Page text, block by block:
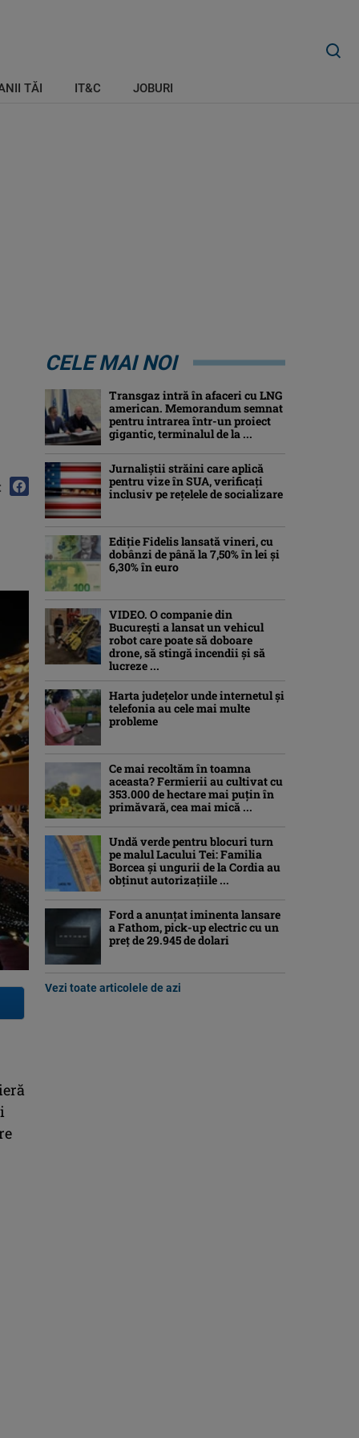
TĂI IT&C JOBURI
CELE MAI NOI
Transgaz intră în afaceri cu LNG
american. Memorandum semnat
pentru intrarea într-un proiect
gigantic, terminalul de la ...
Jurnaliştii străini care aplică
pentru vize în SUA, verificați
inclusiv pe rețelele de socializare
Ediţie Fidelis lansată vineri, cu
dobânzi de până la 7,50% în lei şi
6,30% în euro
VIDEO. O companie din
București a lansat un vehicul
robot care poate să doboare
drone, să stingă incendii și să
lucreze ...
Harta județelor unde internetul și
telefonia au cele mai multe
probleme
Ce mai recoltăm în toamna
aceasta? Fermierii au cultivat cu
353.000 de hectare mai puțin în
primăvară, cea mai mică ...
Undă verde pentru blocuri turn
pe malul Lacului Tei: Familia
Borcea și ungurii de la Cordia au
obținut autorizațiile ...
Ford a anunțat iminenta lansare
a Fathom, pick-up electric cu un
preț de 29.945 de dolari
Vezi toate articolele de azi